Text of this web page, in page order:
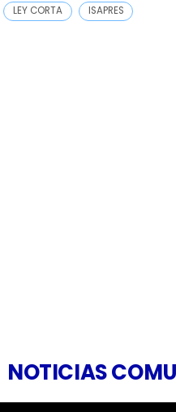
LEY CORTA ISAPRES
NOTICIAS